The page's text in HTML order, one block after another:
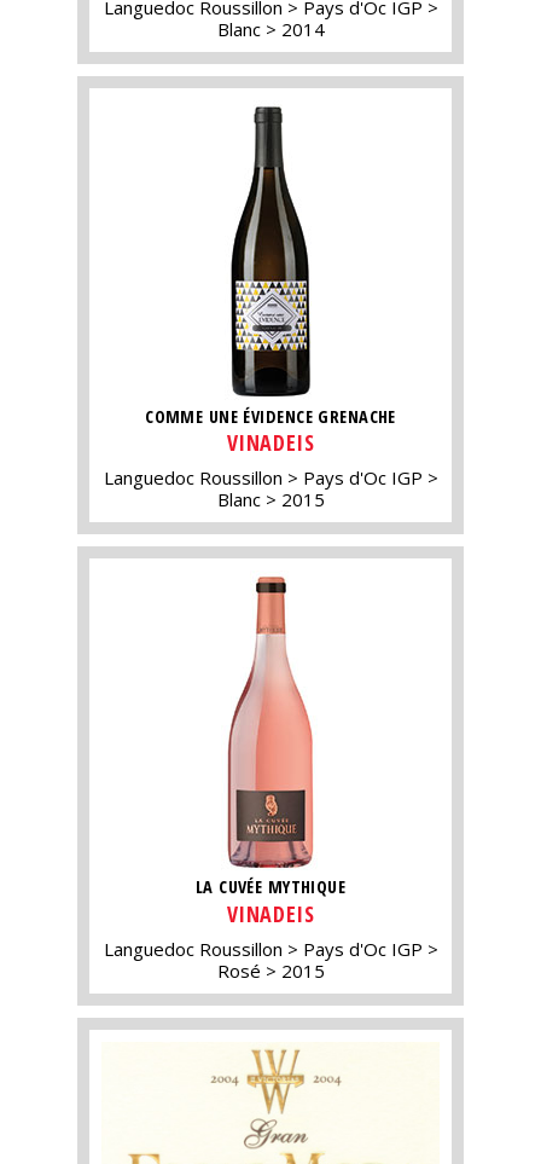
Languedoc Roussillon
Pays d'Oc IGP
Blanc
2014
COMME UNE ÉVIDENCE GRENACHE
VINADEIS
Languedoc Roussillon
Pays d'Oc IGP
Blanc
2015
LA CUVÉE MYTHIQUE
VINADEIS
Languedoc Roussillon
Pays d'Oc IGP
Rosé
2015